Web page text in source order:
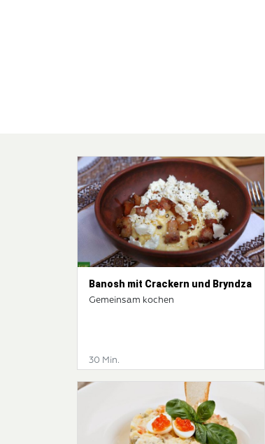
Banosh mit Crackern und Bryndza
Gemeinsam kochen
30 Min.